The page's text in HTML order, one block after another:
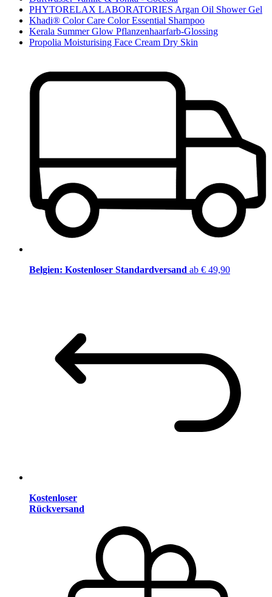
PHYTORELAX LABORATORIES Argan Oil Shower Gel
Khadi® Color Care Color Essential Shampoo
Kerala Summer Glow Pflanzenhaarfarb-Glossing
Propolia Moisturising Face Cream Dry Skin
Belgien: Kostenloser Standardversand ab € 49,90
Kostenloser
Rückversand